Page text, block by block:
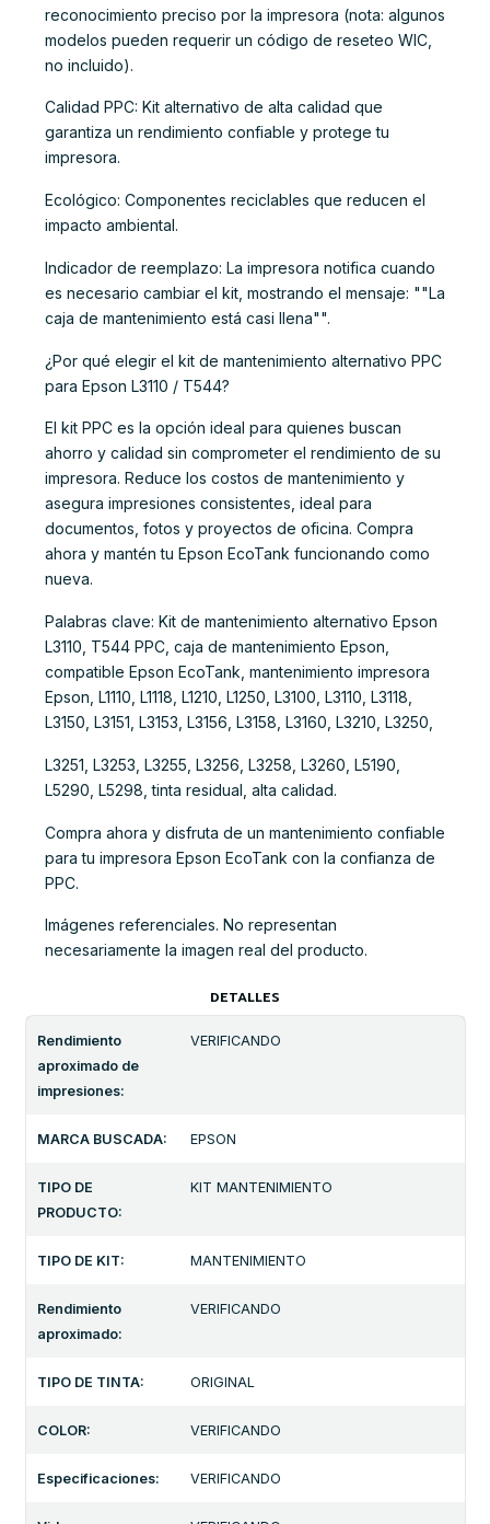
reconocimiento preciso por la impresora (nota: algunos
modelos pueden requerir un código de reseteo WIC,
no incluido).
Calidad PPC: Kit alternativo de alta calidad que
garantiza un rendimiento confiable y protege tu
impresora.
Ecológico: Componentes reciclables que reducen el
impacto ambiental.
Indicador de reemplazo: La impresora notifica cuando
es necesario cambiar el kit, mostrando el mensaje: ""La
caja de mantenimiento está casi llena"".
¿Por qué elegir el kit de mantenimiento alternativo PPC
para Epson L3110 / T544?
El kit PPC es la opción ideal para quienes buscan
ahorro y calidad sin comprometer el rendimiento de su
impresora. Reduce los costos de mantenimiento y
asegura impresiones consistentes, ideal para
documentos, fotos y proyectos de oficina. Compra
ahora y mantén tu Epson EcoTank funcionando como
nueva.
Palabras clave: Kit de mantenimiento alternativo Epson
L3110, T544 PPC, caja de mantenimiento Epson,
compatible Epson EcoTank, mantenimiento impresora
Epson, L1110, L1118, L1210, L1250, L3100, L3110, L3118,
L3150, L3151, L3153, L3156, L3158, L3160, L3210, L3250,
L3251, L3253, L3255, L3256, L3258, L3260, L5190,
L5290, L5298, tinta residual, alta calidad.
Compra ahora y disfruta de un mantenimiento confiable
para tu impresora Epson EcoTank con la confianza de
PPC.
Imágenes referenciales. No representan
necesariamente la imagen real del producto.
DETALLES
Rendimiento
aproximado de
impresiones:
VERIFICANDO
MARCA BUSCADA: EPSON
TIPO DE
PRODUCTO:
KIT MANTENIMIENTO
TIPO DE KIT: MANTENIMIENTO
Rendimiento
aproximado:
VERIFICANDO
TIPO DE TINTA: ORIGINAL
COLOR: VERIFICANDO
Especificaciones: VERIFICANDO